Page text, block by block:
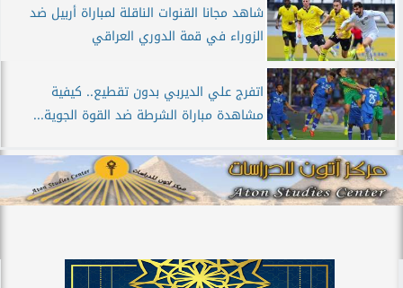
شاهد مجانا القنوات الناقلة لمباراة أربيل ضد
الزوراء في قمة الدوري العراقي
اتفرج علي الديربي بدون تقطيع.. كيفية
مشاهدة مباراة الشرطة ضد القوة الجوية...